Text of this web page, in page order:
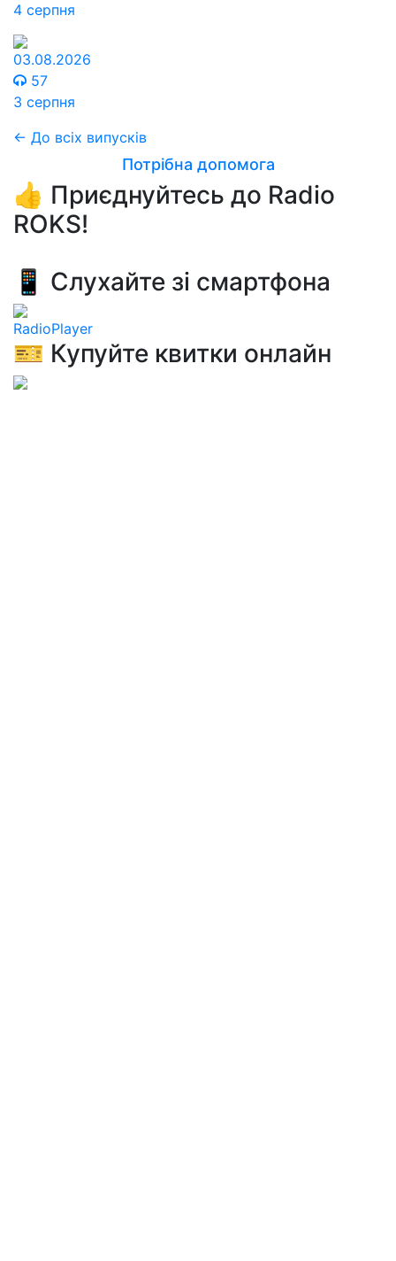
4 серпня
03.08.2026
57
3 серпня
← До всіх випусків
Потрібна допомога
👍 Приєднуйтесь до Radio
ROKS!
📱 Слухайте зі смартфона
RadioPlayer
🎫 Купуйте квитки онлайн